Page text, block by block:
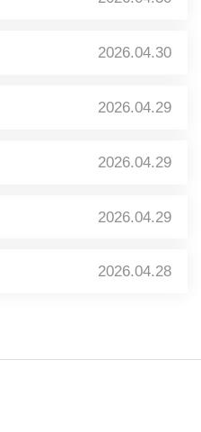
2026.04.30
2026.04.29
2026.04.29
2026.04.29
2026.04.28